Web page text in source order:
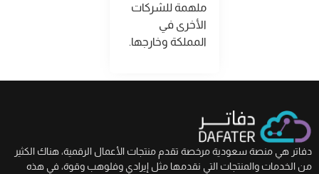
ملهمة للشركات
الأخرى في
المملكة وخارجها.
دفاتر هي منصة سعودية مرخصة تقدم منتجات الأعمال الرقمية، هناك الكثير
من الخدمات والمنتجات التي نقدمها مثل إيرادي وفلوهب وقوة، في هذه